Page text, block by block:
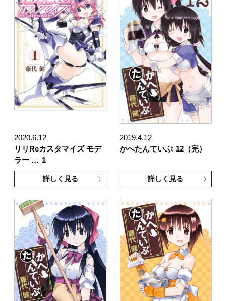
2020.6.12
リリReカスタマイズ モデ
ラー … 1
詳しく見る
2019.4.12
かへたんていぶ 12（完）
詳しく見る